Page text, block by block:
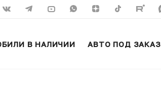
В НАЛИЧИИ АВТО ПОД ЗАКАЗ